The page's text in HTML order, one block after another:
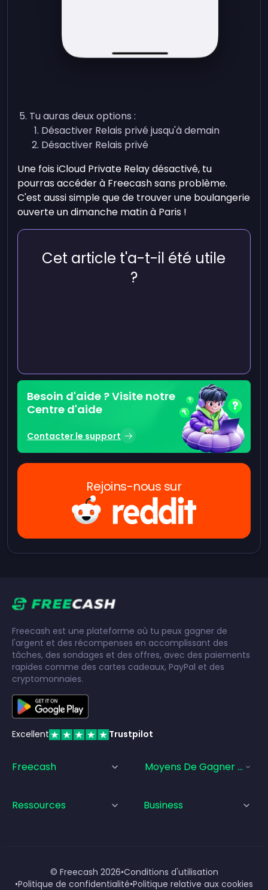
Tu auras deux options :
Désactiver Relais privé jusqu'à demain
Désactiver Relais privé
Une fois iCloud Private Relay désactivé, tu
pourras accéder à Freecash sans problème.
C'est aussi simple que de trouver une boulangerie
ouverte un dimanche matin à Paris !
Cet article t'a-t-il été utile
?
Besoin d'aide ? Visite notre
Centre d'aide
Contacter le support
Rejoins-nous sur
Freecash est une plateforme où tu peux gagner de
l'argent et des récompenses en accomplissant des
tâches, des sondages et des offres, avec des paiements
rapides comme des cartes cadeaux, PayPal et des
cryptomonnaies.
Excellent Trustpilot
Freecash Moyens De Gagner De
Ressources Business
© Freecash 2026•Conditions d'utilisation
•Politique de confidentialité•Politique relative aux cookies